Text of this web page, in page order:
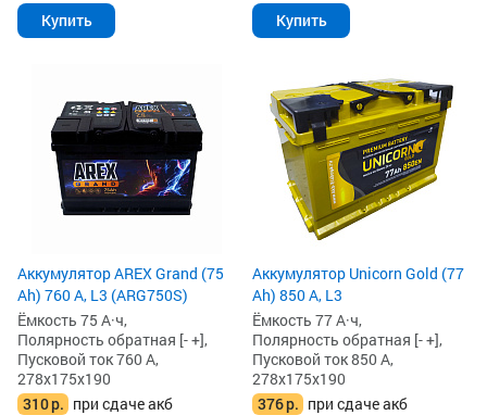
Купить Купить
Аккумулятор AREX Grand (75
Ah) 760 А, L3 (ARG750S)
Ёмкость 75 А·ч,
Полярность обратная [- +],
Пусковой ток 760 А,
278x175x190
310р. при сдаче акб
Аккумулятор Unicorn Gold (77
Ah) 850 А, L3
Ёмкость 77 А·ч,
Полярность обратная [- +],
Пусковой ток 850 А,
278x175x190
376р. при сдаче акб